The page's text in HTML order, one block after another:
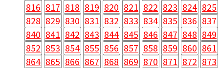
816 817 818 819 820 821 822 823 824 825
828 829 830 831 832 833 834 835 836 837
840 841 842 843 844 845 846 847 848 849
852 853 854 855 856 857 858 859 860 861
864 865 866 867 868 869 870 871 872 873